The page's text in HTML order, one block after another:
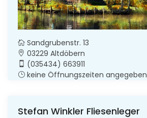
Sandgrubenstr. 13
03229 Altdöbern
(035434) 663911
keine Öffnungszeiten angegeben
Stefan Winkler Fliesenleger